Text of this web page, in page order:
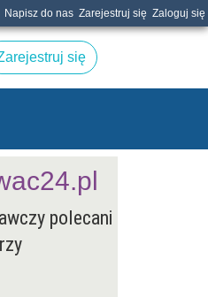
Napisz do nas Zarejestruj się Zaloguj się
się
polecani